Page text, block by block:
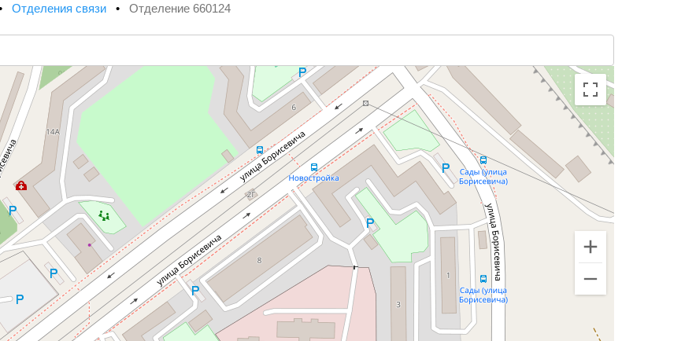
Отделения связи • Отделение 660124